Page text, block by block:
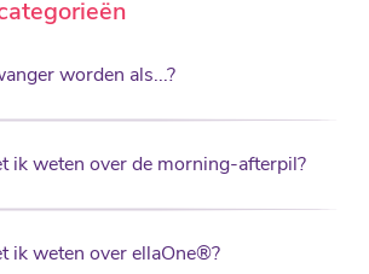
worden als...?
ik weten over de morning-afterpil?
ik weten over ellaOne®?